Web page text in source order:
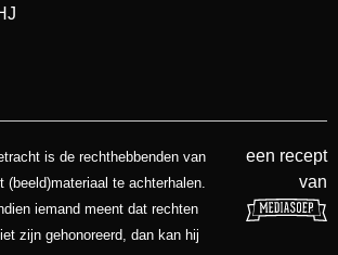
is de rechthebbenden van
(beeld)materiaal te achterhalen.
iemand meent dat rechten
zijn gehonoreerd, dan kan hij
een recept
van